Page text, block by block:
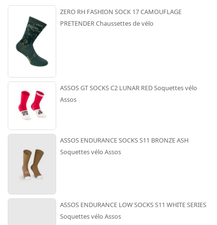
ZERO RH FASHION SOCK 17 CAMOUFLAGE
PRETENDER Chaussettes de vélo
ASSOS GT SOCKS C2 LUNAR RED Soquettes vélo
Assos
ASSOS ENDURANCE SOCKS S11 BRONZE ASH
Soquettes vélo Assos
ASSOS ENDURANCE LOW SOCKS S11 WHITE SERIES
Soquettes vélo Assos